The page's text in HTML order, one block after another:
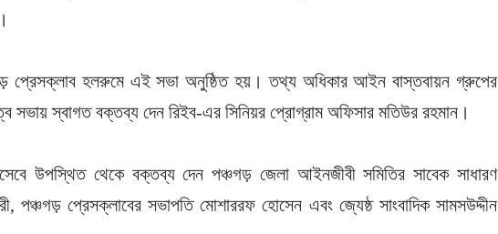
প্রেসক্লাব হলরুমে এই সভা অনুষ্ঠিত হয়। তথ্য অধিকার আইন বাস্তবায়ন গ্রুপের
সভায় স্বাগত বক্তব্য দেন রিইব-এর সিনিয়র প্রোগ্রাম অফিসার মতিউর রহমান।
উপস্থিত থেকে বক্তব্য দেন পঞ্চগড় জেলা আইনজীবী সমিতির সাবেক সাধারণ
পঞ্চগড় প্রেসক্লাবের সভাপতি মোশাররফ হোসেন এবং জ্যেষ্ঠ সাংবাদিক সামসউদ্দীন